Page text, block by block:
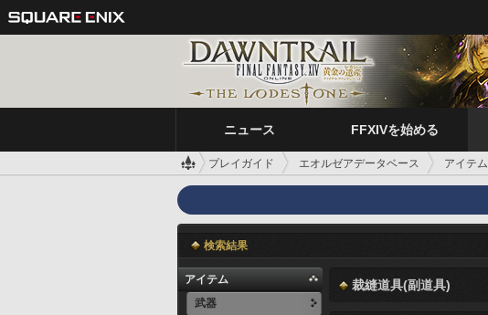
ニュース FFXIVを始める
プレイガイド エオルゼアデータベース アイテム
検索結果
アイテム
武器
裁縫道具(副道具)